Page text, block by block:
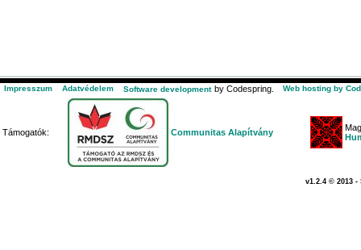
Impresszum Adatvédelem Software development by Codespring. Web hosting by
Támogatók: Communitas Alapítvány
v1.2.4 © 2013